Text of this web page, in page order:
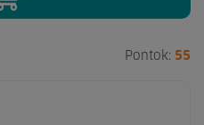
Pontok: 55